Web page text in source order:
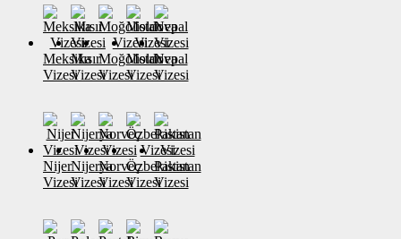
Meksika
Vizesi
Mısır
Vizesi
Moğolistan
Vizesi
Moldova
Vizesi
Nepal
Vizesi
Nijer
Vizesi
Nijerya
Vizesi
Norveç
Vizesi
Özbekistan
Vizesi
Pakistan
Vizesi